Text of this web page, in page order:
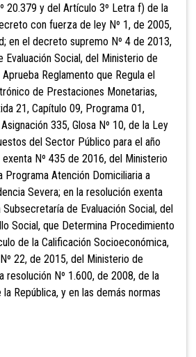
20.379 y del Artículo 3º Letra f) de la
con fuerza de ley Nº 1, de 2005,
en el decreto supremo Nº 4 de 2013,
Evaluación Social, del Ministerio de
Reglamento que Regula el
de Prestaciones Monetarias,
21, Capítulo 09, Programa 01,
335, Glosa Nº 10, de la Ley
del Sector Público para el año
Nº 435 de 2016, del Ministerio
Programa Atención Domiciliaria a
Severa; en la resolución exenta
de Evaluación Social, del
Social, que Determina Procedimiento
de la Calificación Socioeconómica,
22, de 2015, del Ministerio de
resolución Nº 1.600, de 2008, de la
República, y en las demás normas